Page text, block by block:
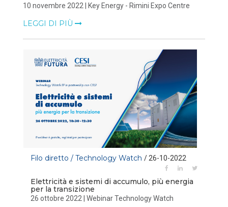
10 novembre 2022 | Key Energy - Rimini Expo Centre
LEGGI DI PIÙ
Filo diretto / Technology Watch / 26-10-2022
Elettricità e sistemi di accumulo, più energia
per la transizione
26 ottobre 2022 | Webinar Technology Watch